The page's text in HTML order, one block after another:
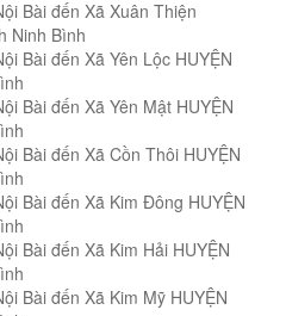
Bài đến Xã Xuân Thiện
Ninh Bình
Bài đến Xã Yên Lộc HUYỆN
Bài đến Xã Yên Mật HUYỆN
Bài đến Xã Cồn Thôi HUYỆN
Bài đến Xã Kim Đông HUYỆN
Bài đến Xã Kim Hải HUYỆN
Bài đến Xã Kim Mỹ HUYỆN